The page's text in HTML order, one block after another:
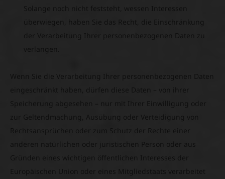
Solange noch nicht feststeht, wessen Interessen
überwiegen, haben Sie das Recht, die Einschränkung
der Verarbeitung Ihrer personenbezogenen Daten zu
Wenn Sie die Verarbeitung Ihrer personenbezogenen Daten
eingeschränkt haben, dürfen diese Daten – von ihrer
Speicherung abgesehen – nur mit Ihrer Einwilligung oder
Rechtsansprüchen oder zum Schutz der Rechte einer
anderen natürlichen oder juristischen Person oder aus
Gründen eines wichtigen öffentlichen Interesses der
Europäischen Union oder eines Mitgliedstaats verarbeitet